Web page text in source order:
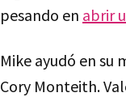
pesando en abrir
Mike ayudó en
Cory Monteith.